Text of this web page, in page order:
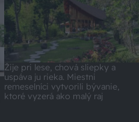
Žije pri lese, chová sliepky a
uspáva ju rieka. Miestni
remeselníci vytvorili bývanie,
ktoré vyzerá ako malý raj